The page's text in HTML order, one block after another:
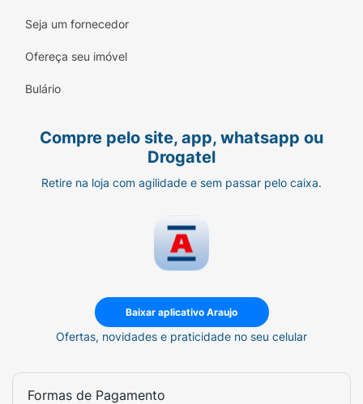
Seja um fornecedor
Ofereça seu imóvel
Bulário
Compre pelo site, app, whatsapp ou
Drogatel
Retire na loja com agilidade e sem passar pelo caixa.
Baixar aplicativo Araujo
Ofertas, novidades e praticidade no seu celular
Formas de Pagamento